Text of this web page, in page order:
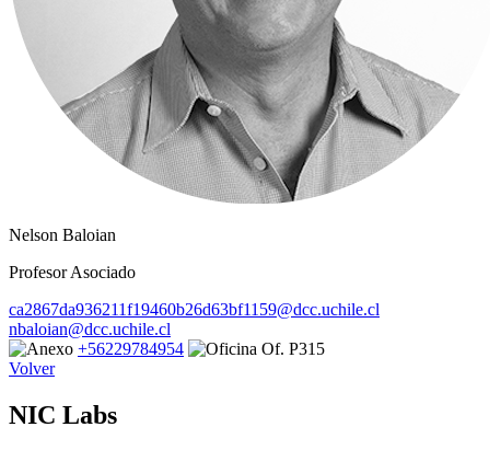
Nelson Baloian
Profesor Asociado
ca2867da936211f19460b26d63bf1159@dcc.uchile.cl
nbaloian@dcc.uchile.cl
+56229784954
Of. P315
Volver
NIC Labs